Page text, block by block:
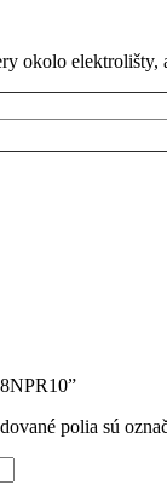
okolo elektrolišty,
polia sú